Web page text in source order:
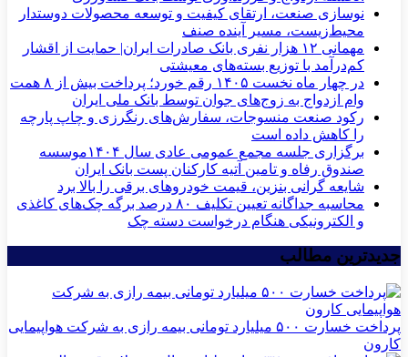
نوسازی صنعت، ارتقای کیفیت و توسعه محصولات دوستدار
محیط‌زیست، مسیر آینده صنف
مهمانی ۱۲ هزار نفری بانک صادرات ایران| حمایت از اقشار
کم‌درآمد با توزیع بسته‌های معیشتی
در چهار ماه نخست ۱۴۰۵ رقم خورد؛ پرداخت بیش از ۸ همت
وام ازدواج به زوج‌های جوان توسط بانک ملی ایران
رکود صنعت منسوجات، سفارش‌های رنگرزی و چاپ پارچه
را کاهش داده است
برگزاری جلسه مجمع عمومی عادی سال ۱۴۰۴موسسه
صندوق رفاه و تامین آتیه کارکنان پست بانک ایران
شایعه گرانی بنزین، قیمت خودروهای برقی را بالا برد
محاسبه جداگانه تعیین تکلیف ۸۰ درصد برگه چک‌های کاغذی
و الکترونیکی هنگام درخواست دسته چک
جدیدترین مطالب
پرداخت خسارت ۵۰۰ میلیارد تومانی بیمه رازی به شرکت هواپیمایی
کارون